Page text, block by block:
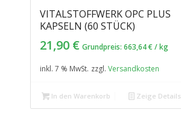
VITALSTOFFWERK OPC PLUS
KAPSELN (60 STÜCK)
21,90 € Grundpreis: 663,64€ /kg
inkl. 7 % MwSt. zzgl. Versandkosten
In den Warenkorb Zeige Details